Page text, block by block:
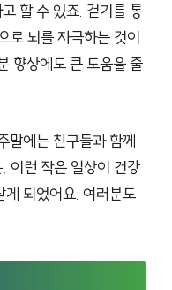
고 할 수 있죠. 걷기를 통
로 뇌를 자극하는 것이
향상에도 큰 도움을 줄
말에는 친구들과 함께
이런 작은 일상이 건강
되었어요. 여러분도